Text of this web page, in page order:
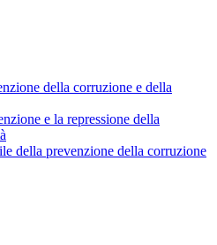
della corruzione e della
e la repressione della
della prevenzione della corruzione